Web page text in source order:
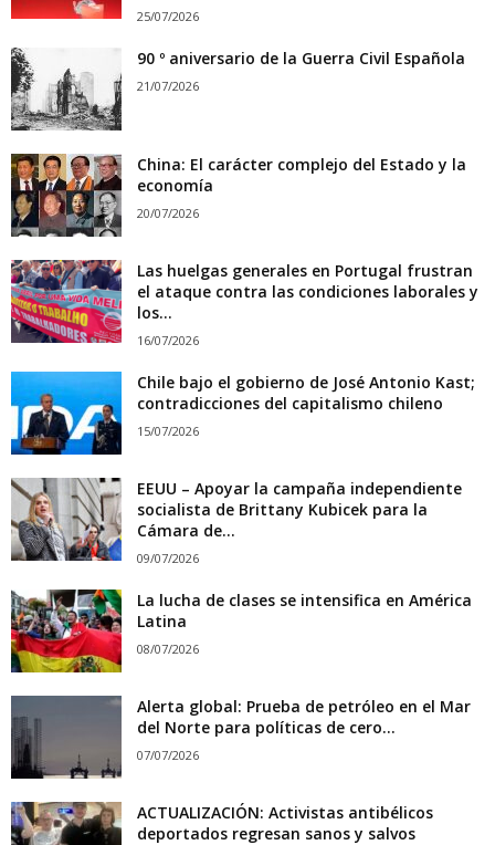
25/07/2026
90 º aniversario de la Guerra Civil Española
21/07/2026
China: El carácter complejo del Estado y la
economía
20/07/2026
Las huelgas generales en Portugal frustran
el ataque contra las condiciones laborales y
los...
16/07/2026
Chile bajo el gobierno de José Antonio Kast;
contradicciones del capitalismo chileno
15/07/2026
EEUU – Apoyar la campaña independiente
socialista de Brittany Kubicek para la
Cámara de...
09/07/2026
La lucha de clases se intensifica en América
Latina
08/07/2026
Alerta global: Prueba de petróleo en el Mar
del Norte para políticas de cero...
07/07/2026
ACTUALIZACIÓN: Activistas antibélicos
deportados regresan sanos y salvos